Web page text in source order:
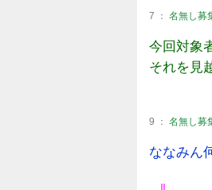
7 ： 名無し募
今回対象
それを見
9 ： 名無し募
ななみん